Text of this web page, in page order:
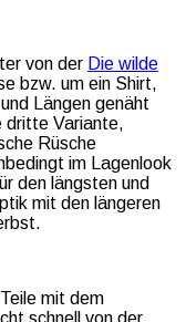
von der Die wilde
bzw. um ein Shirt,
Längen genäht
dritte Variante,
Rüsche
im Lagenlook
den längsten und
mit den längeren
mit dem